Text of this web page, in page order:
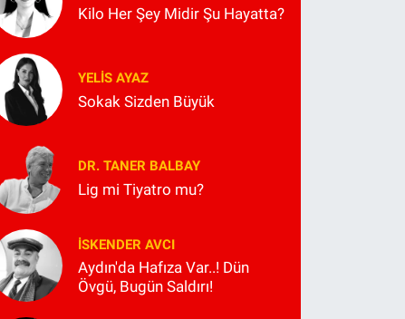
Kilo Her Şey Midir Şu Hayatta?
YELIS AYAZ
Sokak Sizden Büyük
DR. TANER BALBAY
Lig mi Tiyatro mu?
İSKENDER AVCI
Aydın'da Hafıza Var..! Dün
Övgü, Bugün Saldırı!